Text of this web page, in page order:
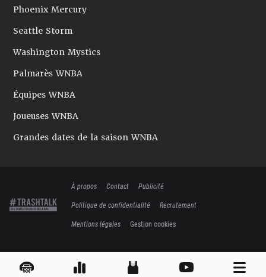
Phoenix Mercury
Seattle Storm
Washington Mystics
Palmarès WNBA
Équipes WNBA
Joueuses WNBA
Grandes dates de la saison WNBA
À propos Contact
Publicité
Politique de confidentialité
Recrutement
Mentions légales
Gestion cookies